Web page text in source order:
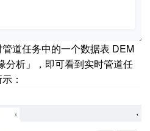
管道任务中的一个数据表 DEM
分析」，即可看到实时管道任
：